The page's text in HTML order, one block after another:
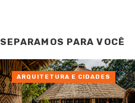
SEPARAMOS PARA VOCÊ
ARQUITETURA E CIDADES